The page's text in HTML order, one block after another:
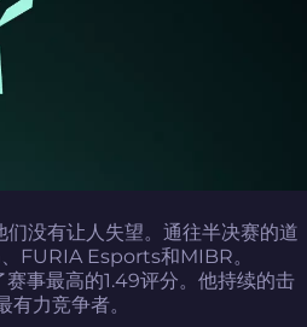
没有让人失望。通往半决赛的道
FURIA Esports和MIBR。
事最高的1.49评分。他持续的击
力竞争者。